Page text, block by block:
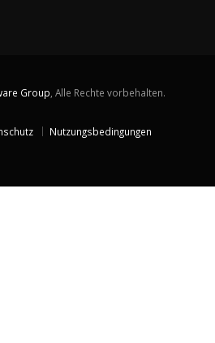
Group , Alle Rechte vorbehalten.
Nutzungsbedingungen